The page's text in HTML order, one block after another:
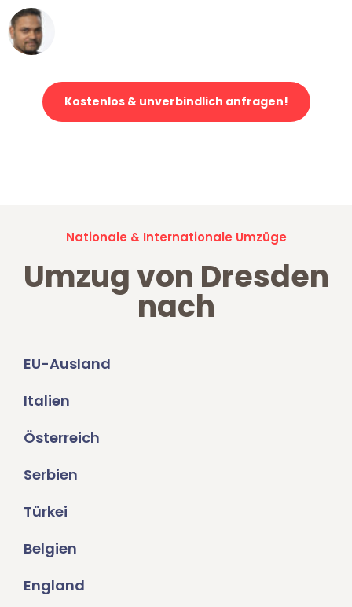
Kostenlos & unverbindlich anfragen!
Nationale & Internationale Umzüge
Umzug von Dresden
nach
EU-Ausland
Italien
Österreich
Serbien
Türkei
Belgien
England